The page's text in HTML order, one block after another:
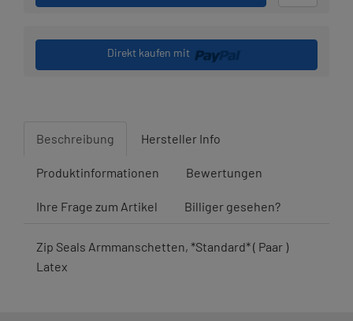
Direkt kaufen mit
Beschreibung Hersteller Info
Produktinformationen Bewertungen
Ihre Frage zum Artikel Billiger gesehen?
Zip Seals Armmanschetten, *Standard* ( Paar )
Latex